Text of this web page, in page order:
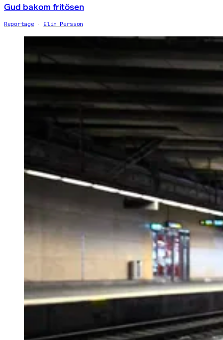
Gud bakom fritösen
Reportage Elin Persson